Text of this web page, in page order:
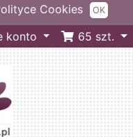
Cookies
OK
konto 65 szt.